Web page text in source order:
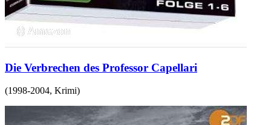
Die Verbrechen des Professor Capellari
(1998-2004, Krimi)